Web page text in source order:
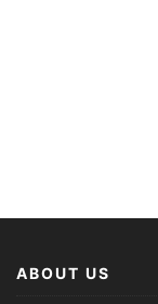
ABOUT US